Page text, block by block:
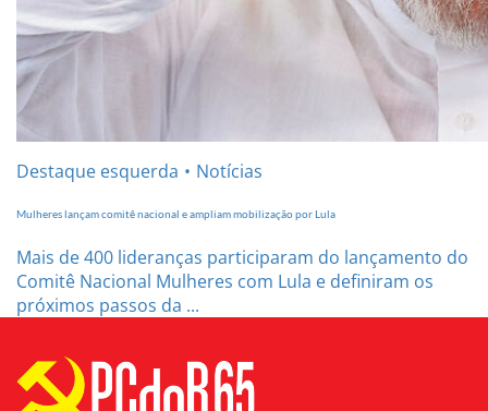
Destaque esquerda Notícias
Mulheres lançam comitê nacional e ampliam mobilização por Lula
Mais de 400 lideranças participaram do lançamento do
Comitê Nacional Mulheres com Lula e definiram os
próximos passos da ...